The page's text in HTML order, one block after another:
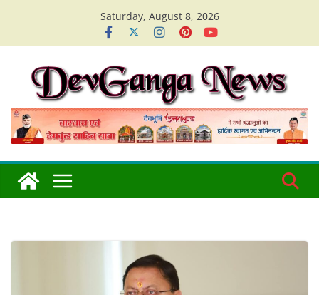
content
Saturday, August 8, 2026